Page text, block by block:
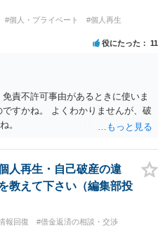
#個人・プライベート
#個人再生
役にたった 11
責不許可事由があるときに使いま
すかね。 よくわかりませんが、破
。
人再生・自己破産の違
教えて下さい（編集部投
報回復 #借金返済の相談・交渉